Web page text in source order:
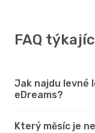
FAQ
Jak najdu levné
eDreams?
Který měsíc je